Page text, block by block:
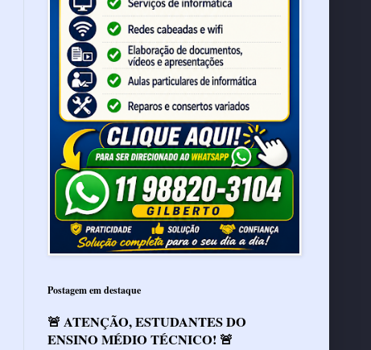
Postagem em destaque
🚨 ATENÇÃO, ESTUDANTES DO
ENSINO MÉDIO TÉCNICO! 🚨